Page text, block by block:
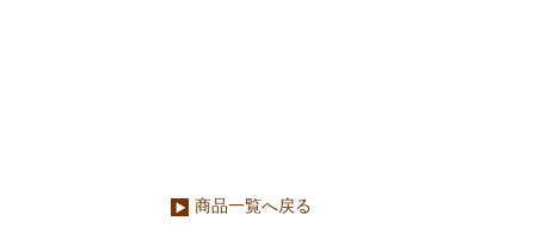
商品一覧へ戻る